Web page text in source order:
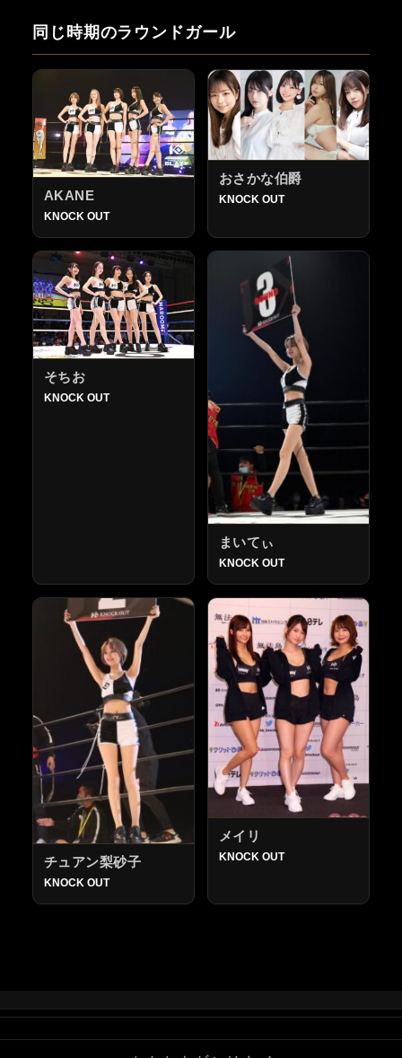
同じ時期のラウンドガール
AKANE
KNOCK OUT
おさかな伯爵
KNOCK OUT
そちお
KNOCK OUT
まいてぃ
KNOCK OUT
チュアン梨砂子
KNOCK OUT
メイリ
KNOCK OUT